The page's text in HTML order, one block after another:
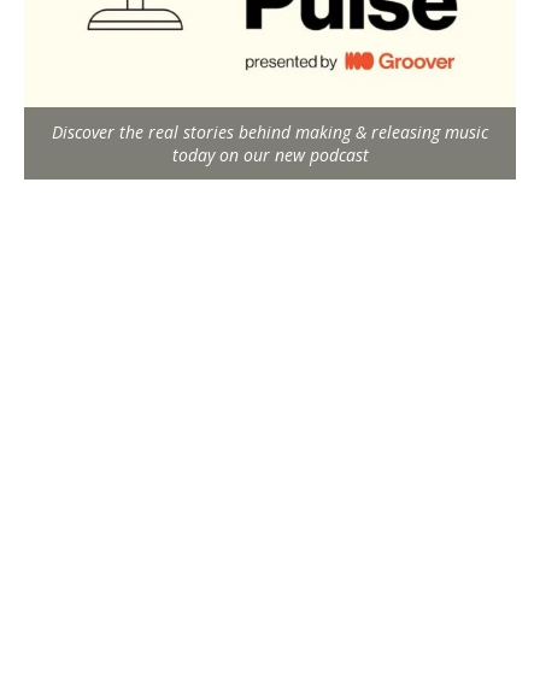
Discover the real stories behind making & releasing music
today on our new podcast